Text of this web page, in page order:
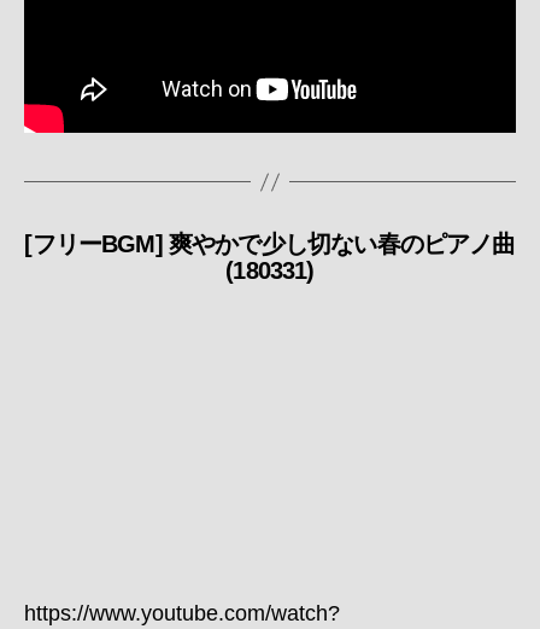
カ
テ
[フリーBGM] 爽やかで少し切ない春のピアノ曲
(180331)
https://www.youtube.com/watch?